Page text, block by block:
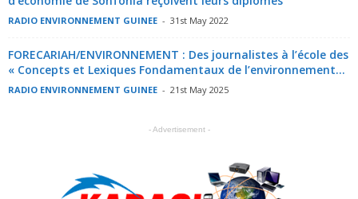
RADIO ENVIRONNEMENT GUINEE - 31st May 2022
FORECARIAH/ENVIRONNEMENT : Des journalistes à l’école des
« Concepts et Lexiques Fondamentaux de l’environnement...
RADIO ENVIRONNEMENT GUINEE - 21st May 2025
- Advertisement -